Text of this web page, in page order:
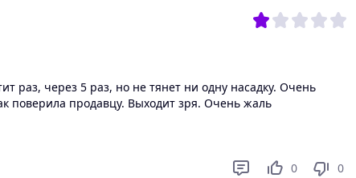
раз, через 5 раз, но не тянет ни одну насадку. Очень
поверила продавцу. Выходит зря. Очень жаль
0 0